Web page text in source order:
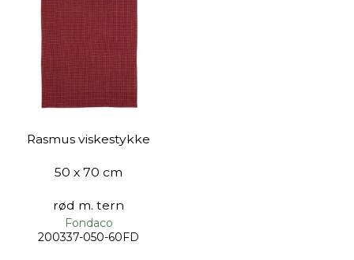
Rasmus viskestykke
50 x 70 cm
rød m. tern
Fondaco
200337-050-60FD